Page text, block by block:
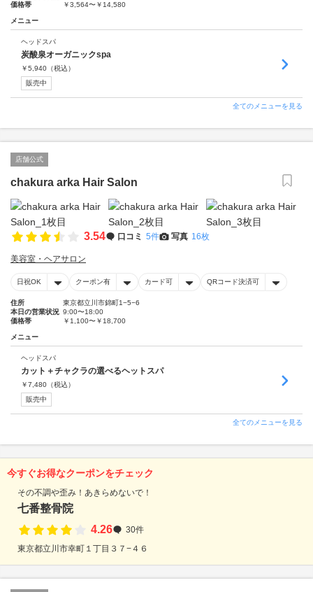
価格帯
￥3,564〜￥14,580
メニュー
ヘッドスパ
炭酸泉オーガニックspa
￥5,940 （税込）
販売中
全てのメニューを見る
店舗公式
chakura arka Hair Salon
3.54 口コミ 5件 写真 16枚
美容室・ヘアサロン
日祝OK クーポン有 カード可 QRコード決済可
住所
東京都立川市錦町1−5−6
本日の営業状況 9:00〜18:00
価格帯
￥1,100〜￥18,700
メニュー
ヘッドスパ
カット＋チャクラの選べるヘットスパ
￥7,480 （税込）
販売中
全てのメニューを見る
今すぐお得なクーポンをチェック
その不調や歪み！あきらめないで！
七番整骨院
4.26
30件
東京都立川市幸町１丁目３７−４６